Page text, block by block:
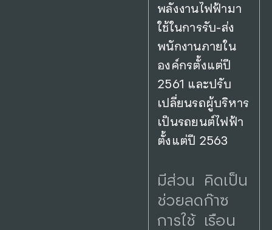
พลังงานไฟฟ้ามา
ใช้ในการรับ-ส่ง
พนักงานภายใน
องค์กรตั้งแต่ปี
2561 และปรับ
เปลี่ยนรถผู้บริหาร
เป็นรถยนต์ไฟฟ้า
ตั้งแต่ปี 2563
มีส่วน
ช่วยลด
การใช้
คิดเป็น
ก๊าซ
เรือน